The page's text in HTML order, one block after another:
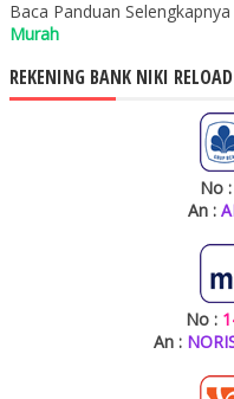
Baca Panduan
Murah
REKENING BANK NIKI RELOAD
No :
An :
No :
An :